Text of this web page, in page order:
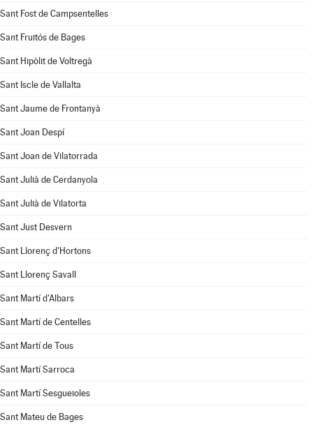
Sant Fost de Campsentelles
Sant Fruitós de Bages
Sant Hipòlit de Voltregà
Sant Iscle de Vallalta
Sant Jaume de Frontanyà
Sant Joan Despí
Sant Joan de Vilatorrada
Sant Julià de Cerdanyola
Sant Julià de Vilatorta
Sant Just Desvern
Sant Llorenç d'Hortons
Sant Llorenç Savall
Sant Martí d'Albars
Sant Martí de Centelles
Sant Martí de Tous
Sant Martí Sarroca
Sant Martí Sesgueioles
Sant Mateu de Bages